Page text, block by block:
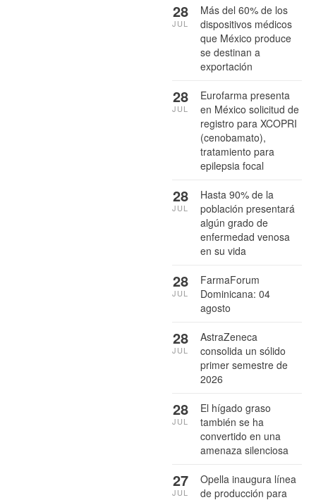
Más del 60% de los
dispositivos médicos
que México produce
se destinan a
exportación
28
JUL
Eurofarma presenta
en México solicitud de
registro para XCOPRI
(cenobamato),
tratamiento para
epilepsia focal
28
JUL
Hasta 90% de la
población presentará
algún grado de
enfermedad venosa
en su vida
28
JUL
FarmaForum
Dominicana: 04
agosto
28
JUL
AstraZeneca
consolida un sólido
primer semestre de
2026
28
JUL
El hígado graso
también se ha
convertido en una
amenaza silenciosa
28
JUL
Opella inaugura línea
de producción para
27
JUL